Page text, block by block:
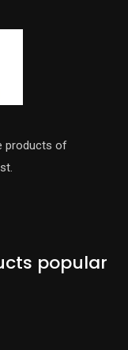
products of
popular